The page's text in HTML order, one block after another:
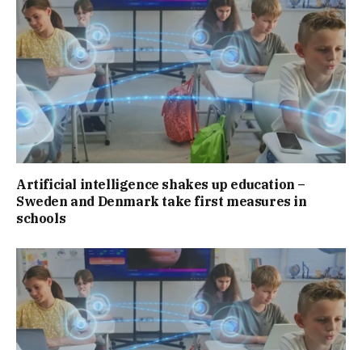
Artificial intelligence shakes up education –
Sweden and Denmark take first measures in
schools